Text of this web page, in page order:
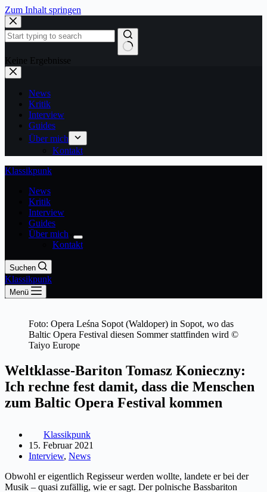
Zum Inhalt springen
Keine Ergebnisse
News
Kritik
Interview
Guides
Über mich
Kontakt
Klassikpunk
News
Kritik
Interview
Guides
Über mich
Kontakt
Suchen
Klassikpunk
Menü
Foto: Opera Leśna Sopot (Waldoper) in Sopot, wo das
Baltic Opera Festival diesen Sommer stattfinden wird ©
Taiyo Europe
Weltklasse-Bariton Tomasz Konieczny:
Ich rechne fest damit, dass die Menschen
zum Baltic Opera Festival kommen
Klassikpunk
15. Februar 2021
Interview, News
Obwohl er eigentlich Regisseur werden wollte, landete er bei der
Musik – quasi zufällig, wie er sagt. Der polnische Bassbariton